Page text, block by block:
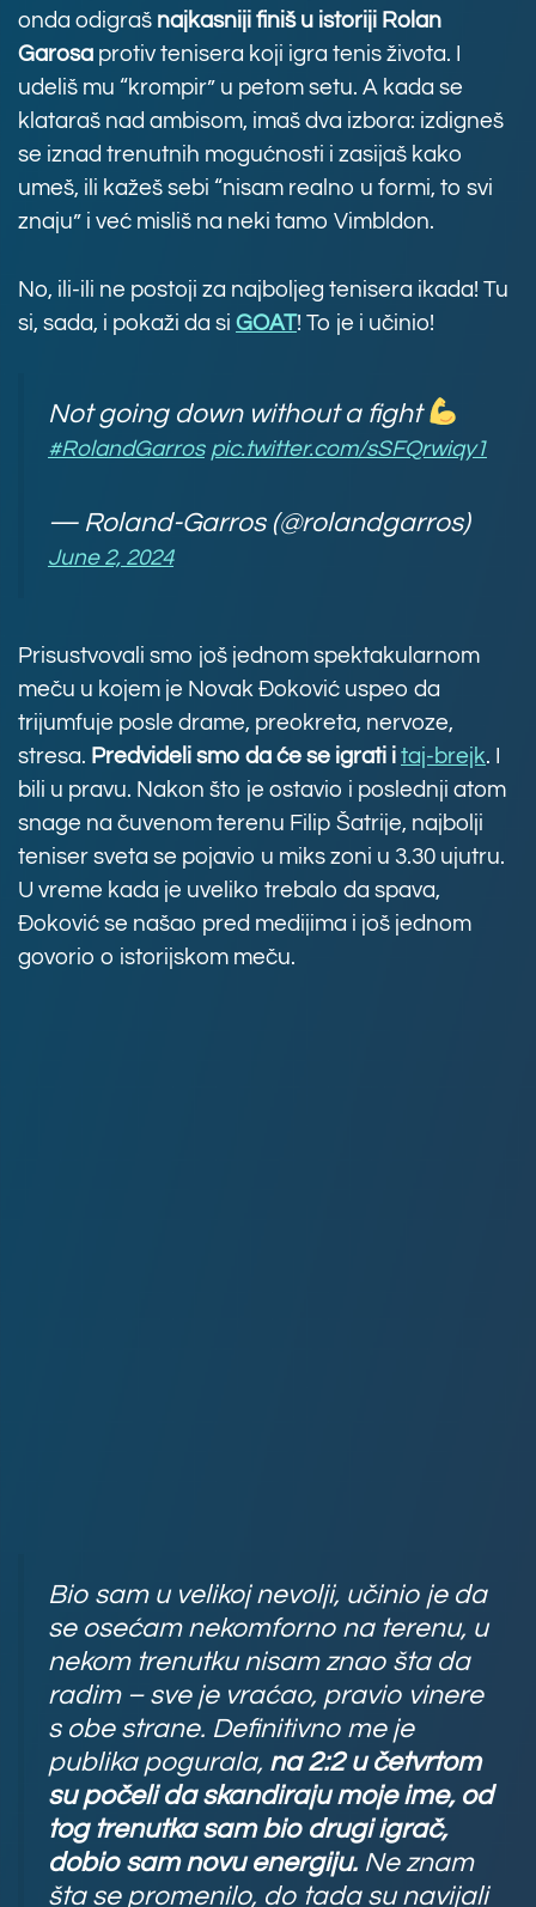
onda odigraš najkasniji finiš u istoriji Rolan
Garosa protiv tenisera koji igra tenis života. I
udeliš mu “krompir” u petom setu. A kada se
klataraš nad ambisom, imaš dva izbora: izdigneš
se iznad trenutnih mogućnosti i zasijaš kako
umeš, ili kažeš sebi “nisam realno u formi, to svi
znaju” i već misliš na neki tamo Vimbldon.
No, ili-ili ne postoji za najboljeg tenisera ikada! Tu
si, sada, i pokaži da si GOAT! To je i učinio!
Not going down without a fight
#RolandGarros pic.twitter.com/sSFQrwiqy1
— Roland-Garros (@rolandgarros)
June 2, 2024
Prisustvovali smo još jednom spektakularnom
meču u kojem je Novak Đoković uspeo da
trijumfuje posle drame, preokreta, nervoze,
stresa. Predvideli smo da će se igrati i taj-brejk. I
bili u pravu. Nakon što je ostavio i poslednji atom
snage na čuvenom terenu Filip Šatrije, najbolji
teniser sveta se pojavio u miks zoni u 3.30 ujutru.
U vreme kada je uveliko trebalo da spava,
Đoković se našao pred medijima i još jednom
govorio o istorijskom meču.
Bio sam u velikoj nevolji, učinio je da
se osećam nekomforno na terenu, u
nekom trenutku nisam znao šta da
radim – sve je vraćao, pravio vinere
s obe strane. Definitivno me je
publika pogurala, na 2:2 u četvrtom
su počeli da skandiraju moje ime, od
tog trenutka sam bio drugi igrač,
dobio sam novu energiju. Ne znam
šta se promenilo, do tada su navijali